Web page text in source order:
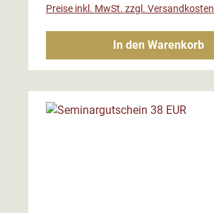
Preise inkl. MwSt. zzgl. Versandkosten
In den Warenkorb